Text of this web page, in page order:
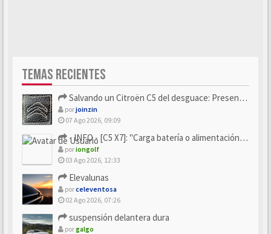
TEMAS RECIENTES
Salvando un Citroën C5 del desguace: Presentación y seguimiento
porjoinzin
07 Ago 2026, 09:09
- INFO - [C5 X7]: "Carga batería o alimentación eléctri...
poriongolf
03 Ago 2026, 12:33
Elevalunas
porceleventosa
02 Ago 2026, 07:26
suspensión delantera dura
porgalgo